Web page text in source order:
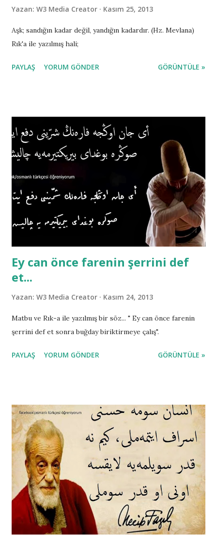
Yazan: W3 Media Creator Kasım 25, 2013
Aşk; sandığın kadar değil, yandığın kadardır. (Hz. Mevlana)
Rık'a ile yazılmış hali;
PAYLAŞ YORUM GÖNDER GÖRÜNTÜLE »
Ey can önce farenin şerrini def
et...
Yazan: W3 Media Creator Kasım 24, 2013
Matbu ve Rık-a ile yazılmış bir söz... " Ey can önce farenin
şerrini def et sonra buğday biriktirmeye çalış".
PAYLAŞ YORUM GÖNDER GÖRÜNTÜLE »